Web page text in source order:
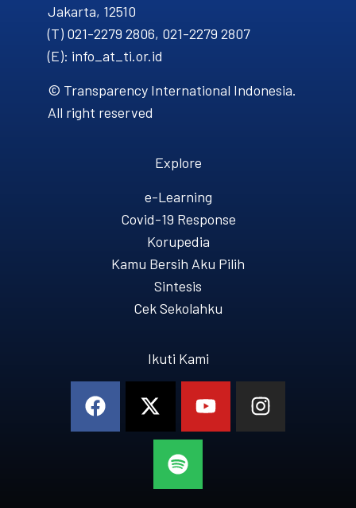
Jakarta, 12510
(T) 021-2279 2806, 021-2279 2807
(E): info_at_ti.or.id
© Transparency International Indonesia.
All right reserved
Explore
e-Learning
Covid-19 Response
Korupedia
Kamu Bersih Aku Pilih
Sintesis
Cek Sekolahku
Ikuti Kami